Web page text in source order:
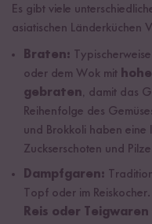
Es gibt viele
asiatischen Länderküchen
Braten:
oder dem Wok mit
gebraten, damit das
Reihenfolge des
und Brokkoli haben eine
Zuckserschoten und
Dampfgaren:
Topf oder im Reiskocher
Reis oder Teigwaren